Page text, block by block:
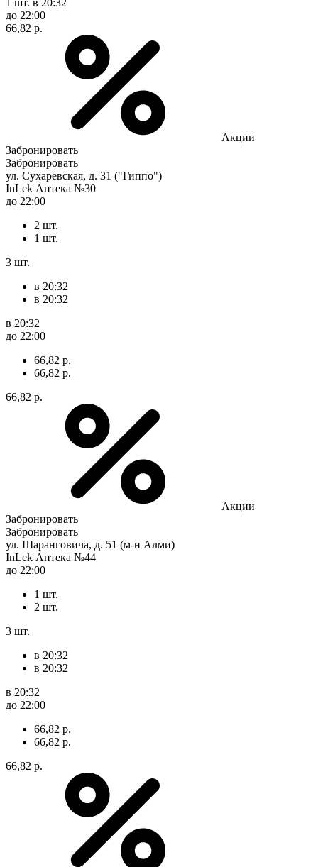
до 22:00
66,82 р.
Акции
Забронировать
Забронировать
ул. Сухаревская, д. 31 ("Гиппо")
InLek Аптека №30
до 22:00
2 шт.
1 шт.
3 шт.
в 20:32
в 20:32
в 20:32
до 22:00
66,82 р.
66,82 р.
66,82 р.
Акции
Забронировать
Забронировать
ул. Шаранговича, д. 51 (м-н Алми)
InLek Аптека №44
до 22:00
1 шт.
2 шт.
3 шт.
в 20:32
в 20:32
в 20:32
до 22:00
66,82 р.
66,82 р.
66,82 р.